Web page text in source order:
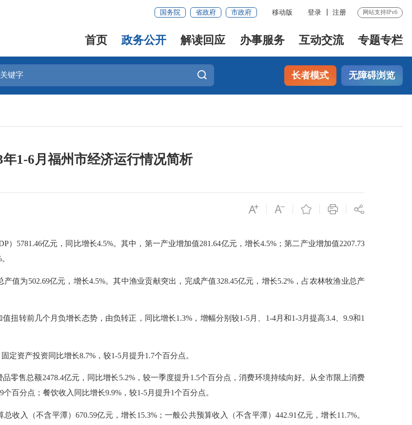
国务院 省政府 市政府 移动版 登录 注册 网站支持IPv6
首页 政务公开 解读回应 办事服务 互动交流 专题专栏
长者模式 无障碍浏览
年1-6月福州市经济运行情况简析
5781.46亿元，同比增长4.5%。其中，第一产业增加值281.64亿元，增长4.5%；第二产业增加值2207.73
为502.69亿元，增长4.5%。其中渔业贡献突出，完成产值328.45亿元，增长5.2%，占农林牧渔业总产
转前几个月负增长态势，由负转正，同比增长1.3%，增幅分别较1-5月、1-4月和1-3月提高3.4、9.9和1
资产投资同比增长8.7%，较1-5月提升1.7个百分点。
售总额2478.4亿元，同比增长5.2%，较一季度提升1.5个百分点，消费环境持续向好。从全市限上消费
百分点；餐饮收入同比增长9.9%，较1-5月提升1个百分点。
入（不含平潭）670.59亿元，增长15.3%；一般公共预算收入（不含平潭）442.91亿元，增长11.7%。